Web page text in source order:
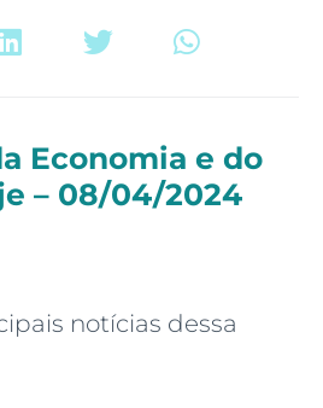
Economia e do
– 08/04/2024
notícias dessa